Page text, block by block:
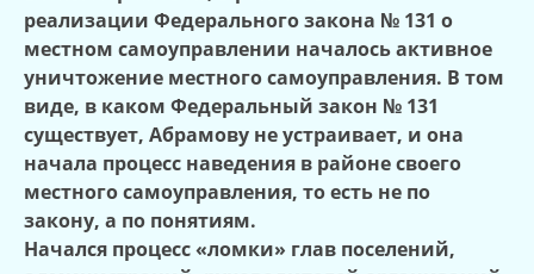
реализации Федерального закона № 131 о
местном самоуправлении началось активное
уничтожение местного самоуправления. В том
виде, в каком Федеральный закон № 131
существует, Абрамову не устраивает, и она
начала процесс наведения в районе своего
местного самоуправления, то есть не по
закону, а по понятиям.
Начался процесс «ломки» глав поселений,